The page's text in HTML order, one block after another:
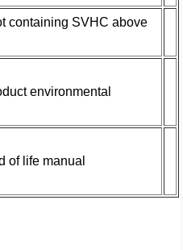
containing SVHC above
environmental
of life manual